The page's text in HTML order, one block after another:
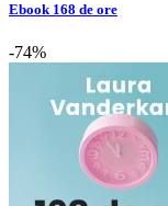
Ebook 168 de ore
-74%